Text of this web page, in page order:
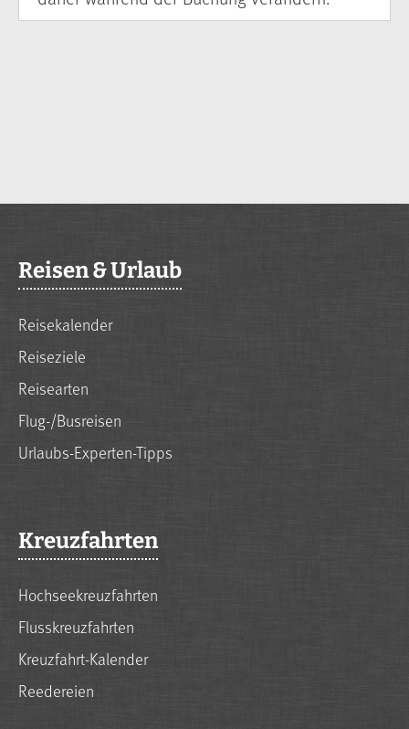
Reisen & Urlaub
Reisekalender
Reiseziele
Reisearten
Flug-/Busreisen
Urlaubs-Experten-Tipps
Kreuzfahrten
Hochseekreuzfahrten
Flusskreuzfahrten
Kreuzfahrt-Kalender
Reedereien